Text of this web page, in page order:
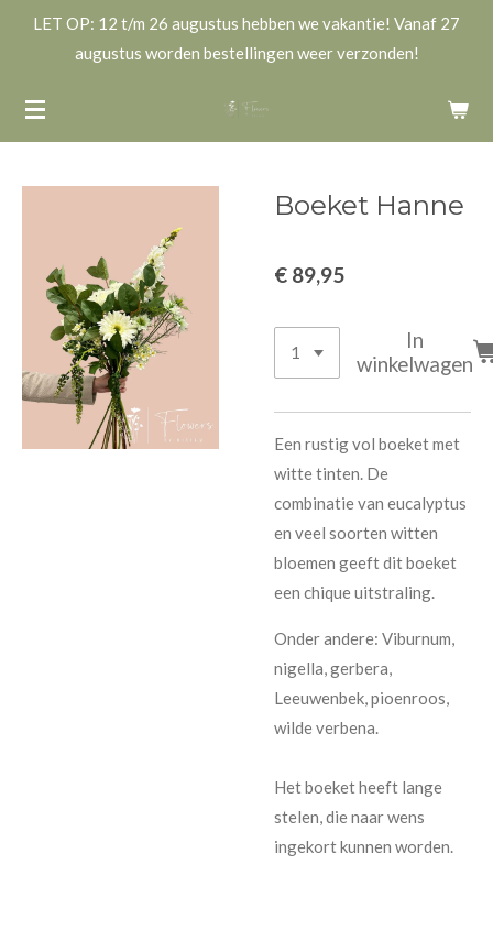
de
hoofdinhoud
LET OP: 12 t/m 26 augustus hebben we vakantie! Vanaf 27
augustus worden bestellingen weer verzonden!
Boeket Hanne
€ 89,95
In
winkelwagen
Een rustig vol boeket met
witte tinten. De
combinatie van eucalyptus
en veel soorten witten
bloemen geeft dit boeket
een chique uitstraling.
Onder andere: Viburnum,
nigella, gerbera,
Leeuwenbek, pioenroos,
wilde verbena.
Het boeket heeft lange
stelen, die naar wens
ingekort kunnen worden.